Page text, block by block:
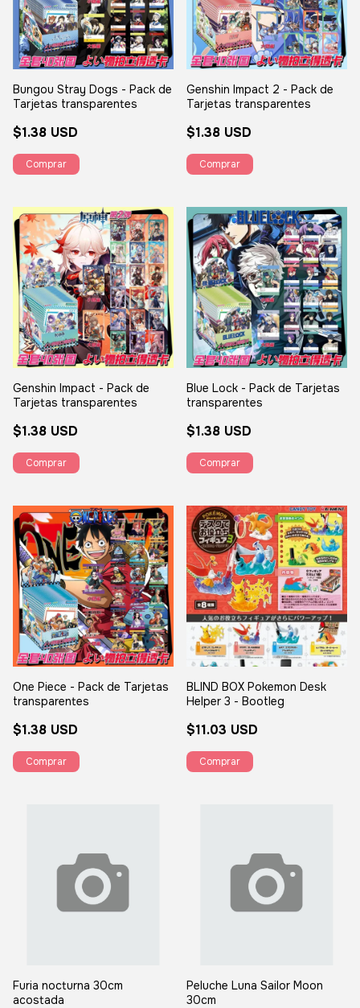
Bungou Stray Dogs - Pack de
Tarjetas transparentes
$1.38 USD
Genshin Impact 2 - Pack de
Tarjetas transparentes
$1.38 USD
Genshin Impact - Pack de
Tarjetas transparentes
$1.38 USD
Blue Lock - Pack de Tarjetas
transparentes
$1.38 USD
One Piece - Pack de Tarjetas
transparentes
$1.38 USD
BLIND BOX Pokemon Desk
Helper 3 - Bootleg
$11.03 USD
Furia nocturna 30cm
acostada
Peluche Luna Sailor Moon
30cm